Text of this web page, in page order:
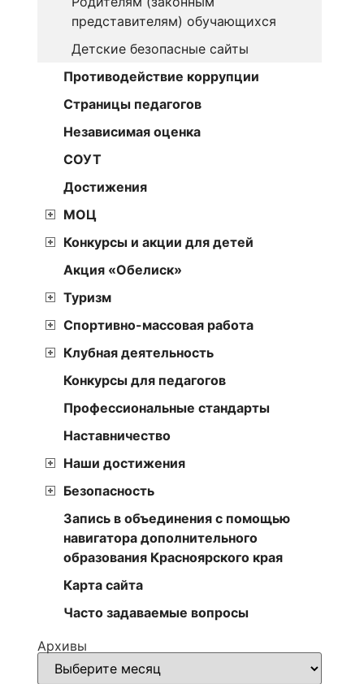
представителям) обучающихся
Детские безопасные сайты
Противодействие коррупции
Страницы педагогов
Независимая оценка
СОУТ
Достижения
МОЦ
Конкурсы и акции для детей
Акция «Обелиск»
Туризм
Спортивно-массовая работа
Клубная деятельность
Конкурсы для педагогов
Профессиональные стандарты
Наставничество
Наши достижения
Безопасность
Запись в объединения с помощью
навигатора дополнительного
образования Красноярского края
Карта сайта
Часто задаваемые вопросы
Архивы